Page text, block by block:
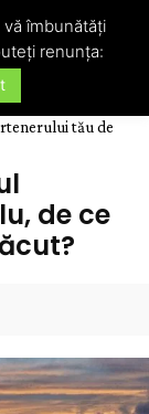
tău de
de ce
îmbunătăți
renunța: